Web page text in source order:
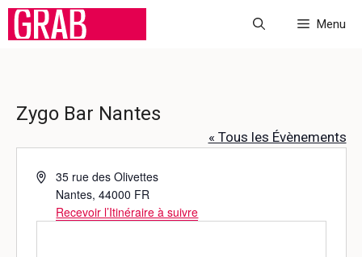
Aller
Menu
Zygo Bar Nantes
« Tous les Évènements
A
35 rue des Olivettes
Nantes, 44000 FR
Recevoir l’Itinéraire à suivre